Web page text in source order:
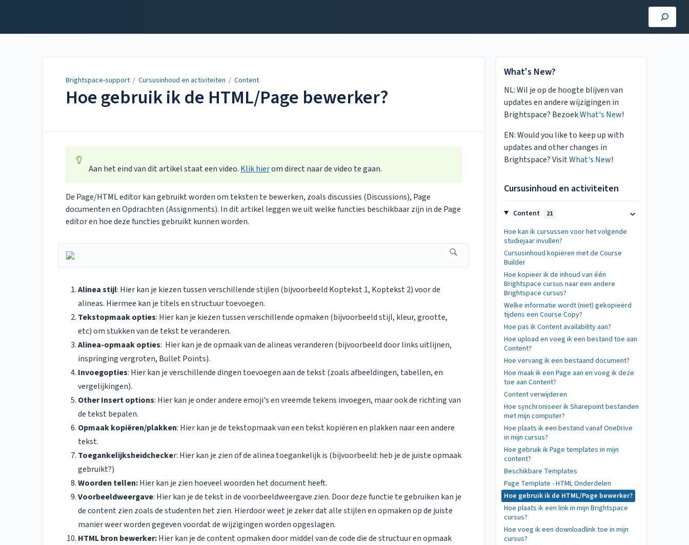
Brightspace-support / Cursusinhoud en activiteiten / Content
Hoe gebruik ik de HTML/Page bewerker?
Aan het eind van dit artikel staat een video. Klik hierom direct naar de video te gaan.
De Page/HTML editor kan gebruikt worden om teksten te bewerken, zoals discussies (Discussions), Page
documenten en Opdrachten (Assignments). In dit artikel leggen we uit welke functies beschikbaar zijn in de Page
editor en hoe deze functies gebruikt kunnen worden.
Alinea stijl: Hier kan je kiezen tussen verschillende stijlen (bijvoorbeeld Koptekst 1, Koptekst 2) voor de
alineas. Hiermee kan je titels en structuur toevoegen.
Tekstopmaak opties: Hier kan je kiezen tussen verschillende opmaken (bijvoorbeeld stijl, kleur, grootte,
etc) om stukken van de tekst te veranderen.
Alinea-opmaak opties: Hier kan je de opmaak van de alineas veranderen (bijvoorbeeld door links uitlijnen,
inspringing vergroten, Bullet Points).
Invoegopties: Hier kan je verschillende dingen toevoegen aan de tekst (zoals afbeeldingen, tabellen, en
vergelijkingen).
Other Insert options: Hier kan je onder andere emoji's en vreemde tekens invoegen, maar ook de richting van
de tekst bepalen.
Opmaak kopiëren/plakken: Hier kan je de tekstopmaak van een tekst kopiëren en plakken naar een andere
tekst.
Toegankelijksheidchecker: Hier kan je zien of de alinea toegankelijk is (bijvoorbeeld: heb je de juiste opmaak
gebruikt?)
Woorden tellen:Hier kan je zien hoeveel woorden het document heeft.
Voorbeeldweergave: Hier kan je de tekst in de voorbeeldweergave zien. Door deze functie te gebruiken kan je
de content zien zoals de studenten het zien. Hierdoor weet je zeker dat alle stijlen en opmaken op de juiste
manier weer worden gegeven voordat de wijzigingen worden opgeslagen.
HTML bron bewerker:Hier kan je de content opmaken door middel van de code die de structuur en opmaak
What's New?
NL: Wil je op de hoogte blijven van
updates en andere wijzigingen in
Brightspace? BezoekWhat's New!
EN: Would you like to keep up with
updates and other changes in
Brightspace? VisitWhat's New!
Cursusinhoud en activiteiten
Content 21
Hoe kan ik cursussen voor het volgende
studiejaar invullen?
Cursusinhoud kopiëren met de Course
Builder
Hoe kopieer ik de inhoud van één
Brightspace cursus naar een andere
Brightspace cursus?
Welke informatie wordt (niet) gekopieërd
tijdens een Course Copy?
Hoe pas ik Content availability aan?
Hoe upload en voeg ik een bestand toe aan
Content?
Hoe vervang ik een bestaand document?
Hoe maak ik een Page aan en voeg ik deze
toe aan Content?
Content verwijderen
Hoe synchroniseer ik Sharepoint bestanden
met mijn computer?
Hoe plaats ik een bestand vanaf OneDrive
in mijn cursus?
Hoe gebruik ik Page templates in mijn
content?
Beschikbare Templates
Page Template - HTML Onderdelen
Hoe gebruik ik de HTML/Page bewerker?
Hoe plaats ik een link in mijn Brightspace
cursus?
Hoe voeg ik een downloadlink toe in mijn
cursus?